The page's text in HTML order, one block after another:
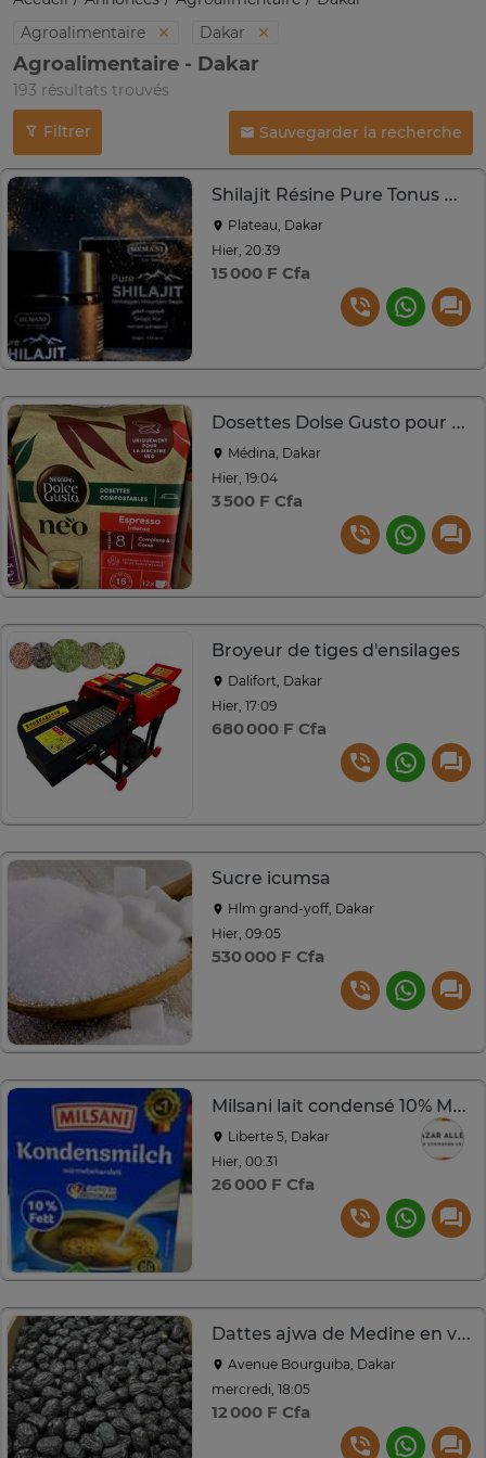
Agroalimentaire
Dakar
Agroalimentaire - Dakar
193 résultats trouvés
Filtrer Sauvegarder la recherche
Shilajit Résine Pure Tonus Naturelle
Plateau, Dakar
Hier, 20:39
15 000 F Cfa
Dosettes Dolse Gusto pour Machine NEO
Médina, Dakar
Hier, 19:04
3 500 F Cfa
Broyeur de tiges d'ensilages
Dalifort, Dakar
Hier, 17:09
680 000 F Cfa
Sucre icumsa
Hlm grand-yoff, Dakar
Hier, 09:05
530 000 F Cfa
Milsani lait condensé 10% MG 340 ml
Liberte 5, Dakar
Hier, 00:31
26 000 F Cfa
Dattes ajwa de Medine en vrac
Avenue Bourguiba, Dakar
mercredi, 18:05
12 000 F Cfa